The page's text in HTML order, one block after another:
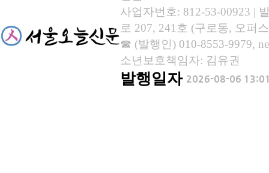
사업자번호: 812-53-00923 |
로 207, 241호 (구로동, 오퍼
☎ (발행인) 010-8553-9979,
소년보호책임자: 김유권
발행일자